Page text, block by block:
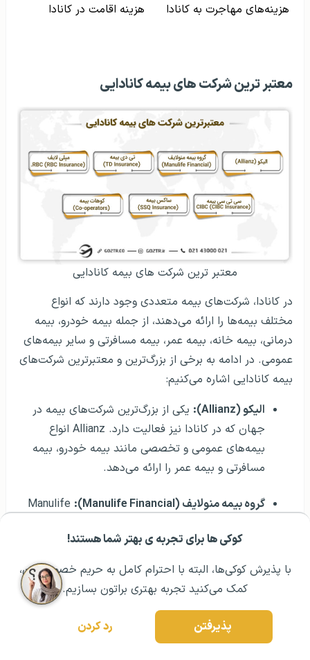
کوکی ها برای تجربه ی بهتر شما هستند!
با پذیرش کوکی‌ها، البته با احترام کامل به حریم خصوصیتون،
کمک می‌کنید تجربه بهتری براتون بسازیم.
پذیرفتن رد کردن
مشــاوره اولیه رایگان: ۰۲۱ ۴۳۰۰۰ ۰۲۱ رزرو مشاوره تخصصی
هزینه‌های مهاجرت به کانادا هزینه اقامت در کانادا
معتبر ترین شرکت های بیمه کانادایی
معتبر ترین شرکت های بیمه کانادایی
در کانادا، شرکت‌های بیمه متعددی وجود دارند که انواع
مختلف بیمه‌ها را ارائه می‌دهند، از جمله بیمه خودرو، بیمه
درمانی، بیمه خانه، بیمه عمر، بیمه مسافرتی و سایر بیمه‌های
عمومی. در ادامه به برخی از بزرگ‌ترین و معتبرترین شرکت‌های
بیمه کانادایی اشاره می‌کنیم:
الیکو (Allianz):
یکی از بزرگ‌ترین شرکت‌های بیمه در
جهان که در کانادا نیز فعالیت دارد. Allianz انواع
بیمه‌های عمومی و تخصصی مانند بیمه خودرو، بیمه
مسافرتی و بیمه عمر را ارائه می‌دهد.
گروه بیمه منولایف (Manulife Financial):
Manulife
که طیف وسیعی از خدمات بیمه‌ای، از جمله بیمه عمر،
بیمه درمانی، بیمه سلامت و بیمه بازنشستگی را ارائه
می‌دهد.
تی دی بیمه (TD Insurance):
این شرکت جزء بزرگ‌ترین
شرکت‌های بیمه در کانادا است و بیمه‌های خودرو، خانه،